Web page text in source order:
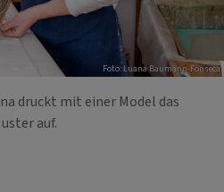
Foto: Luana Baumann-Fonseca
druckt mit einer Model das
auf.